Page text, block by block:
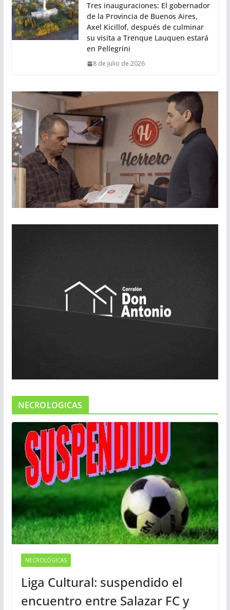
Tres inauguraciones: El gobernador
de la Provincia de Buenos Aires,
Axel Kicillof, después de culminar
su visita a Trenque Lauquen estará
en Pellegrini
8 de julio de 2026
NECROLOGICAS
NECROLÓGICAS
Liga Cultural: suspendido el
encuentro entre Salazar FC y